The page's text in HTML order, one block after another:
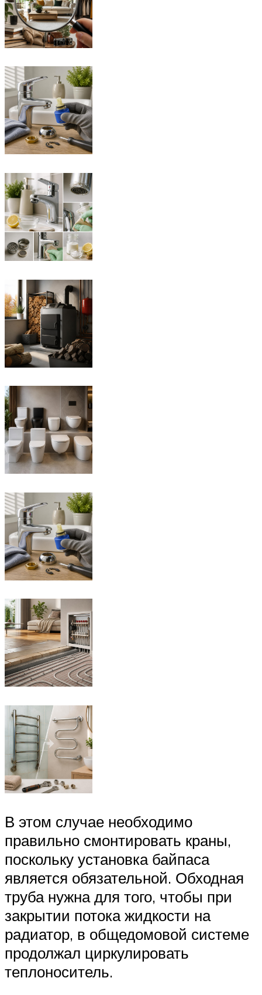
В этом случае необходимо
правильно смонтировать краны,
поскольку установка байпаса
является обязательной. Обходная
труба нужна для того, чтобы при
закрытии потока жидкости на
радиатор, в общедомовой системе
продолжал циркулировать
теплоноситель.